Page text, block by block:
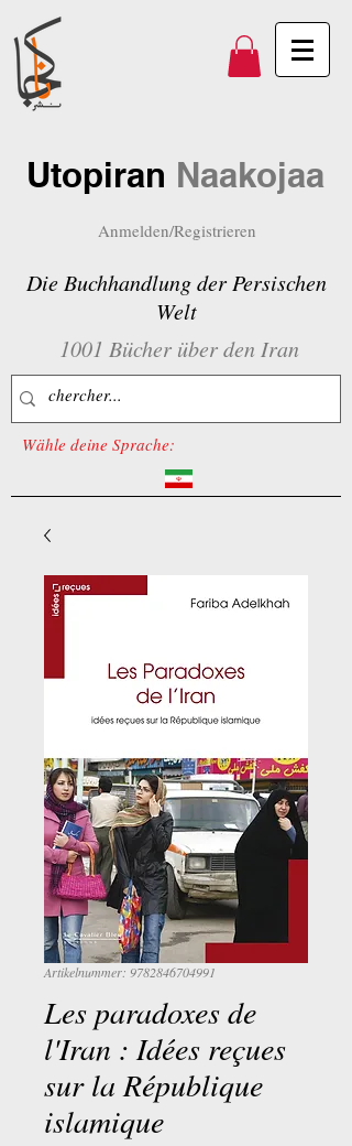
Utopiran Naakojaa
Anmelden/Registrieren
Die Buchhandlung der Persischen
Welt
1001 Bücher über den Iran
Wähle deine Sprache:
Artikelnummer: 9782846704991
Les paradoxes de
l'Iran : Idées reçues
sur la République
islamique